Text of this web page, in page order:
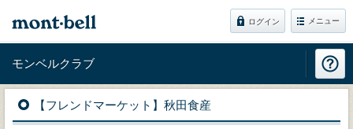
ログイン メニュー
モンベルクラブ
【フレンドマーケット】秋田食産